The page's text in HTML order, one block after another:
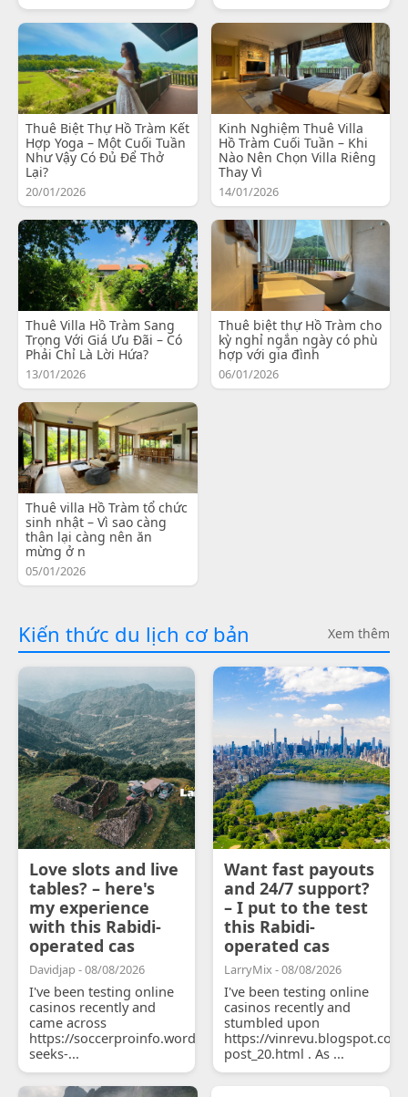
Thuê Biệt Thự Hồ Tràm Kết
Hợp Yoga – Một Cuối Tuần
Như Vậy Có Đủ Để Thở
Lại?
20/01/2026
Kinh Nghiệm Thuê Villa
Hồ Tràm Cuối Tuần – Khi
Nào Nên Chọn Villa Riêng
Thay Vì
14/01/2026
Thuê Villa Hồ Tràm Sang
Trọng Với Giá Ưu Đãi – Có
Phải Chỉ Là Lời Hứa?
13/01/2026
Thuê biệt thự Hồ Tràm cho
kỳ nghỉ ngắn ngày có phù
hợp với gia đình
06/01/2026
Thuê villa Hồ Tràm tổ chức
sinh nhật – Vì sao càng
thân lại càng nên ăn
mừng ở n
05/01/2026
Kiến thức du lịch cơ bản Xem thêm
Love slots and live
tables? – here's
my experience
with this Rabidi-
operated cas
Davidjap - 08/08/2026
I've been testing online
casinos recently and
came across
https://soccerproinfo.wordpress.com/2026/07/11/courtois-
seeks-...
Want fast payouts
and 24/7 support?
– I put to the test
this Rabidi-
operated cas
LarryMix - 08/08/2026
I've been testing online
casinos recently and
stumbled upon
https://
post_20.html . As ...